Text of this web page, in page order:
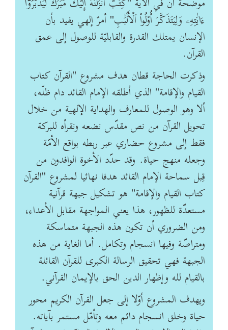
ءَايَٰتِهِۦ وَلِيَتَذَكَّرَ أُوْلُواْ ٱلْأَلْبَٰبِ" أمرٌ إلهي يفيد بأن
الإنسان يمتلك القدرة والقابليّة للوصول إلى عمق
القرآن.
وذكرت الحاجة قطان هدف مشروع "القرآن كتاب
القيام والإقامة" الذي أطلقه الإمام القائد دام ظلّه،
ألا وهو الوصول للمعارف والهداية الإلهية من خلال
تحويل القرآن من نص مقدّس نضعه ونقرأه للبركة
فقط إلى مشروع حضاري عبر ربطه بواقع الأمّة
وجعله منهج حياة. وقد حدّد الأخوة الوافدون من
قِبل سماحة الإمام القائد هدفا نهائيا لمشروع "القرآن
كتاب القيام والإقامة" هو تشكيل جبهة قرآنية
مستعدّة للظهور، هذا يعني المواجهة مقابل الأعداء،
ومن الضروري أن تكون هذه الجبهة متماسكة
ومتراصّة وفيها انسجام وتكامل. أما الغاية من هذه
الجبهة فهي تحقيق الرسالة الكبرى للقرآن القائلة
بالقيام لله وإظهار الدين الحق بالإيمان القرآني.
ويهدف المشروع أوّلا إلى جعل القرآن الكريم محور
حياة وخلق انسجام دائم معه وتأمّل مستمر بآياته.